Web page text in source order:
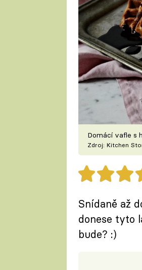
Domácí vafle s
Zdroj: Kitchen
Snídaně až
donese tyto
bude? :)